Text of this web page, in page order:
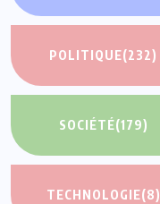
POLITIQUE(232)
SOCIÉTÉ(179)
TECHNOLOGIE(8)